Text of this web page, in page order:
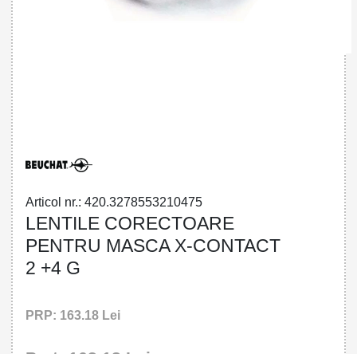
Articol nr.: 420.3278553210475
LENTILE CORECTOARE
PENTRU MASCA X-CONTACT
2 +4 G
PRP: 163.18 Lei